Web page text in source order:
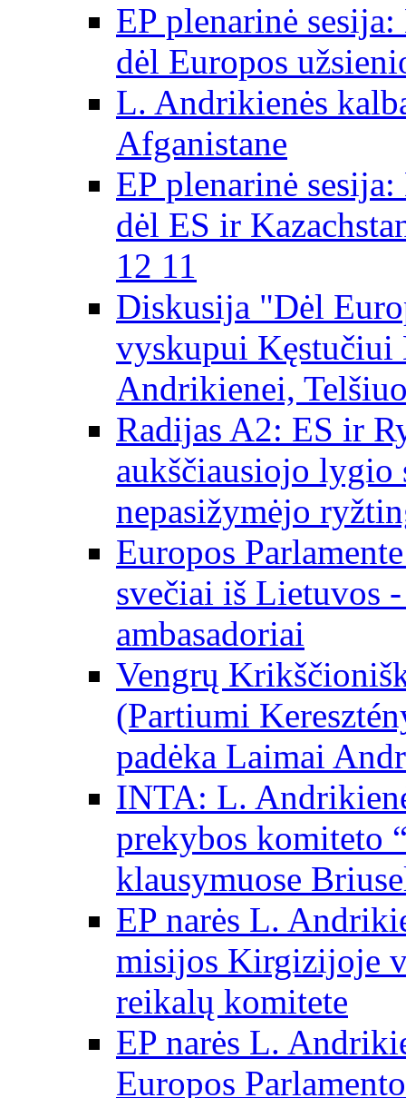
EP plenarinė
dėl Europos
L. Andrikienės
Afganistane
EP plenarinė
dėl ES ir
12 11
Diskusija "Dėl
vyskupui Kęstučiui
Andrikienei,
Radijas A2: ES ir
aukščiausiojo
nepasižymėjo
Europos
svečiai iš Lietuvos
ambasadoriai
Vengrų
(Partiumi
padėka Laimai
INTA: L.
prekybos komiteto
klausymuose
EP narės L.
misijos Kirgizijoje
reikalų komitete
EP narės L.
Europos